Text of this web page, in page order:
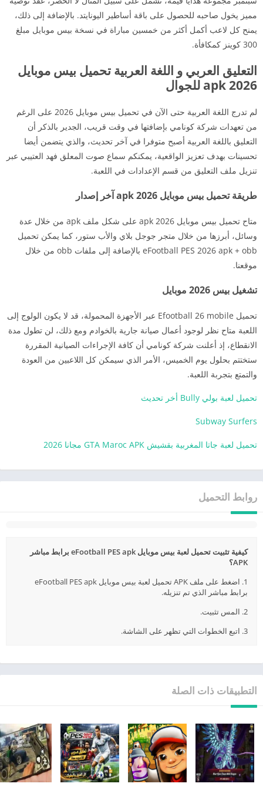
مميز يخول صاحبه للحصول على باقة أساطير اليونايتد. بالإضافة إلى ذلك،
يمنح كل لاعب أكمل أكثر من خمسين مباراة في نسخة بيس موبايل مبلغ
300 كوينز كمكافأة.
التعليق العربي و اللغة العربية تحميل بيس موبايل
2026 apk للجوال
لم تدرج اللغة العربية حتى الآن في تحميل بيس موبايل 2026 على الرغم
من تعهدات شركة كونامي بإضافتها في وقت قريب، الجدير بالذكر أن
التعليق باللغة العربية أصبح متوفرا في آخر تحديث، والذي يتضمن أيضا
تحسينات بهدف تعزيز الواقعية، يمكنكم سماع صوت المعلق فهد العتيبي عبر
تنزيل ملف التعليق من قسم الإعدادات في اللعبة.
طريقة تحميل بيس موبايل 2026 apk آخر إصدار
متاح تحميل بيس موبايل 2026 apk على شكل ملف apk من خلال عدة
وسائل، أبرزها من خلال متجر جوجل بلاي والأب ستور، كما يمكن تحميل
eFootball PES 2026 apk + obb بالإضافة إلى ملفات obb من خلال
موقعنا.
تشغيل بيس 2026 موبايل
تحميل Efootball 26 mobile عبر الأجهزة المحمولة، قد لا يكون الولوج إلى
اللعبة متاح نظر لوجود أعمال صيانة جارية بالخوادم ومع ذلك، لن تطول مدة
الانقطاع، إذ أعلنت شركة كونامي أن كافة الإجراءات الصيانية المقررة
ستختتم بحلول يوم الخميس، الأمر الذي سيمكن كل اللاعبين من العودة
والتمتع بتجربة اللعبة.
تحميل لعبة بولي Bully أخر تحديث
Subway Surfers
تحميل لعبة جاتا المغربية بقشيش GTA Maroc APK مجانا 2026
روابط التحميل
كيفية تثبيت تحميل لعبة بيس موبايل eFootball PES apk برابط مباشر
APK؟
1. اضغط على ملف APK تحميل لعبة بيس موبايل eFootball PES apk
برابط مباشر الذي تم تنزيله.
2. المس تثبيت.
3. اتبع الخطوات التي تظهر على الشاشة.
التطبيقات ذات الصلة